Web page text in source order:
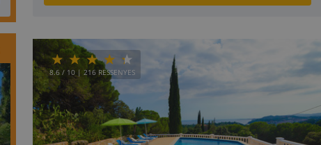
8.6 / 10 | 216 RESSENYES